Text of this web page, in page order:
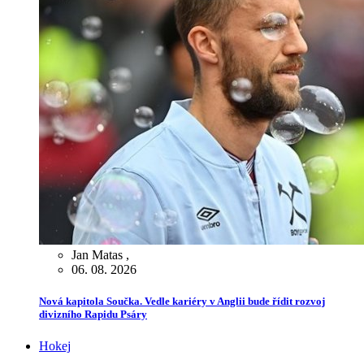
Jan Matas ,
06. 08. 2026
Nová kapitola Součka. Vedle kariéry v Anglii bude řídit rozvoj
divizního Rapidu Psáry
Hokej